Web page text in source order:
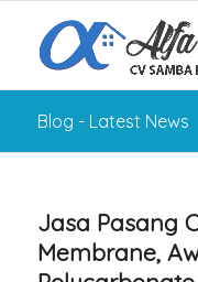
Blog - Latest News
Jasa Pasang
Membrane,